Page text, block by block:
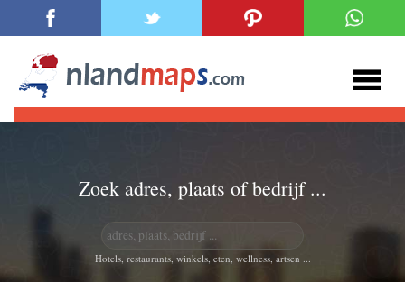
Zoek adres, plaats of bedrijf ...
Hotels, restaurants, winkels, eten, wellness, artsen ...